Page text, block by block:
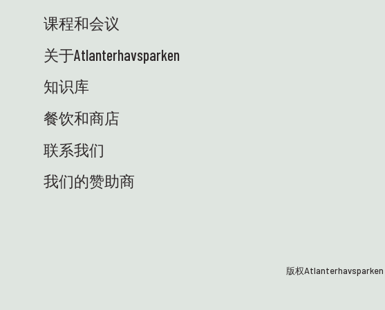
课程和会议
关于Atlanterhavsparken
知识库
餐饮和商店
联系我们
我们的赞助商
版权Atlanterhavsparken